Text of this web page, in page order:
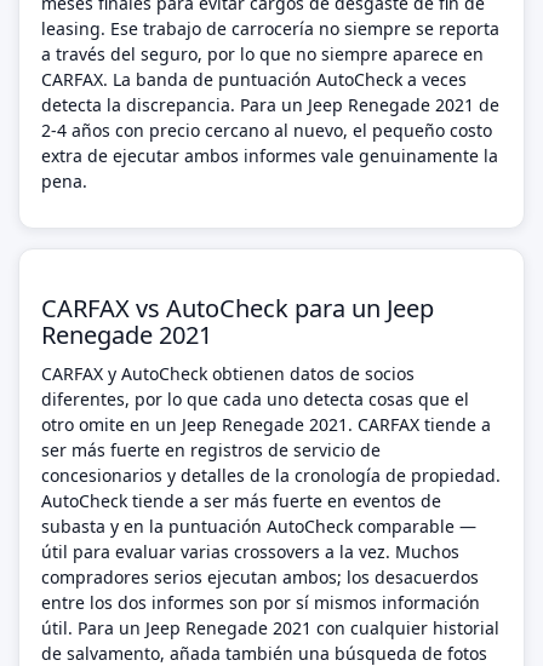
leasing. Ese trabajo de carrocería no siempre se reporta
a través del seguro, por lo que no siempre aparece en
CARFAX. La banda de puntuación AutoCheck a veces
detecta la discrepancia. Para un Jeep Renegade 2021 de
2-4 años con precio cercano al nuevo, el pequeño costo
extra de ejecutar ambos informes vale genuinamente la
pena.
CARFAX vs AutoCheck para un Jeep
Renegade 2021
CARFAX y AutoCheck obtienen datos de socios
diferentes, por lo que cada uno detecta cosas que el
otro omite en un Jeep Renegade 2021. CARFAX tiende a
ser más fuerte en registros de servicio de
concesionarios y detalles de la cronología de propiedad.
AutoCheck tiende a ser más fuerte en eventos de
subasta y en la puntuación AutoCheck comparable —
útil para evaluar varias crossovers a la vez. Muchos
compradores serios ejecutan ambos; los desacuerdos
entre los dos informes son por sí mismos información
útil. Para un Jeep Renegade 2021 con cualquier historial
de salvamento, añada también una búsqueda de fotos